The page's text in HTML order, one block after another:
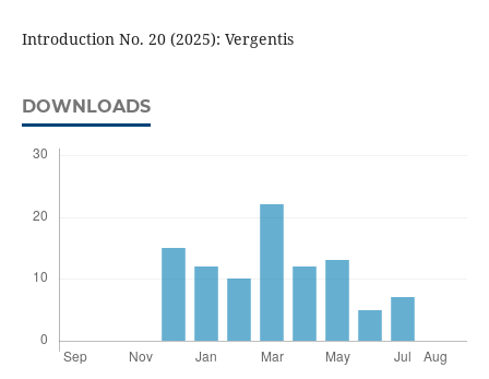
Introduction No. 20 (2025): Vergentis
DOWNLOADS